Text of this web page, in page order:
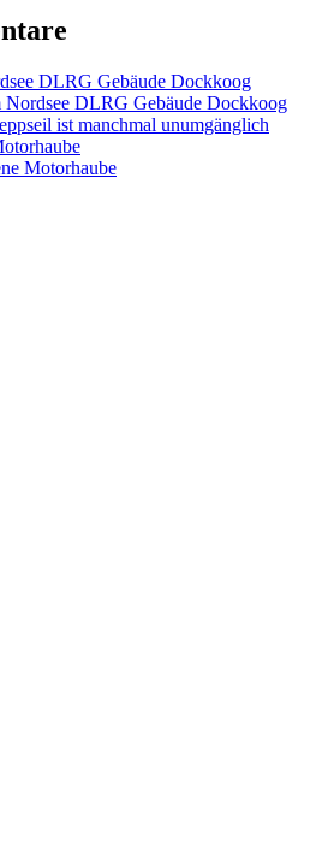
DLRG Gebäude Dockkoog
Nordsee DLRG Gebäude Dockkoog
ist manchmal unumgänglich
Motorhaube